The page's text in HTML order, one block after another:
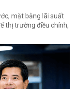
mặt bằng lãi suất
thị trường điều chỉnh,